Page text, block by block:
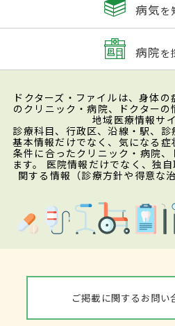
病気を
病院を
ドクターズ・ファイルは、身体
のクリニック・病院、ドクター
地域医療情報サ
診療科目、行政区、沿線・駅、
基本情報だけでなく、気になる
条件に合ったクリニック・病院
ます。 医院情報だけでなく、独
関する情報（診療方針や得意な
ご掲載に関するお問い